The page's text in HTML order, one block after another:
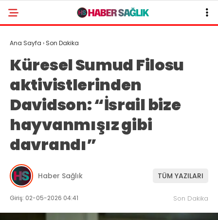
Ana Sayfa › Son Dakika
Küresel Sumud Filosu
aktivistlerinden
Davidson: “İsrail bize
hayvanmışız gibi
davrandı”
Haber Sağlık TÜM YAZILARI
Giriş: 02-05-2026 04:41 Son Dakika